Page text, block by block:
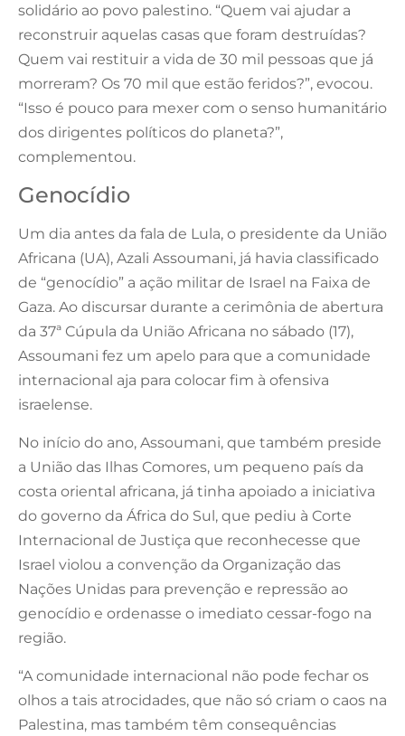
solidário ao povo palestino. “Quem vai ajudar a
reconstruir aquelas casas que foram destruídas?
Quem vai restituir a vida de 30 mil pessoas que já
morreram? Os 70 mil que estão feridos?”, evocou.
“Isso é pouco para mexer com o senso humanitário
dos dirigentes políticos do planeta?”,
complementou.
Genocídio
Um dia antes da fala de Lula, o presidente da União
Africana (UA), Azali Assoumani, já havia classificado
de “genocídio” a ação militar de Israel na Faixa de
Gaza. Ao discursar durante a cerimônia de abertura
da 37ª Cúpula da União Africana no sábado (17),
Assoumani fez um apelo para que a comunidade
internacional aja para colocar fim à ofensiva
israelense.
No início do ano, Assoumani, que também preside
a União das Ilhas Comores, um pequeno país da
costa oriental africana, já tinha apoiado a iniciativa
do governo da África do Sul, que pediu à Corte
Internacional de Justiça que reconhecesse que
Israel violou a convenção da Organização das
Nações Unidas para prevenção e repressão ao
genocídio e ordenasse o imediato cessar-fogo na
região.
“A comunidade internacional não pode fechar os
olhos a tais atrocidades, que não só criam o caos na
Palestina, mas também têm consequências